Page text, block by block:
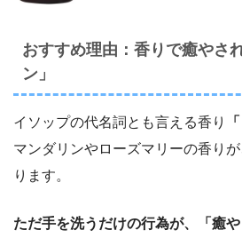
おすすめ理由：香りで癒やさ
ン」
イソップの代名詞とも言える香り
マンダリンやローズマリーの香り
ります。
ただ手を洗うだけの行為が、「癒